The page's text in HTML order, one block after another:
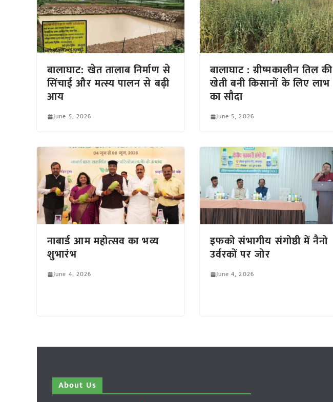
बालाघाट: खेत तालाब निर्माण से
सिंचाई और मत्स्य पालन से बढ़ी
आय
June 5, 2026
बालाघाट : ग्रीष्मकालीन तिल की
खेती बनी किसानों के लिए लाभ
का सौदा
June 5, 2026
नाबार्ड आम महोत्सव का भव्य
शुभारंभ
June 4, 2026
इफको संभागीय संगोष्ठी में नैनो
उर्वरकों पर जोर
June 4, 2026
About Us